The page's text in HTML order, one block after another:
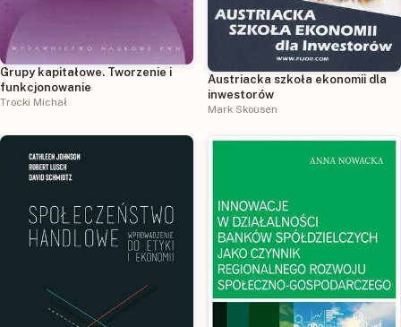
Grupy kapitałowe. Tworzenie i
funkcjonowanie
Trocki Michał
Austriacka szkoła ekonomii dla
inwestorów
Mark Skousen